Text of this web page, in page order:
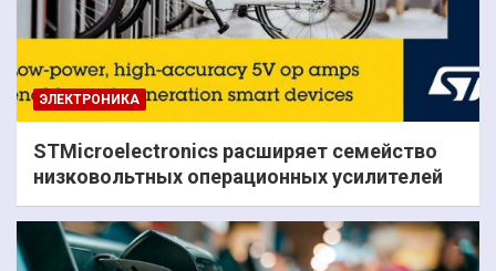
ЭЛЕКТРОНИКА
STMicroelectronics расширяет семейство
низковольтных операционных усилителей